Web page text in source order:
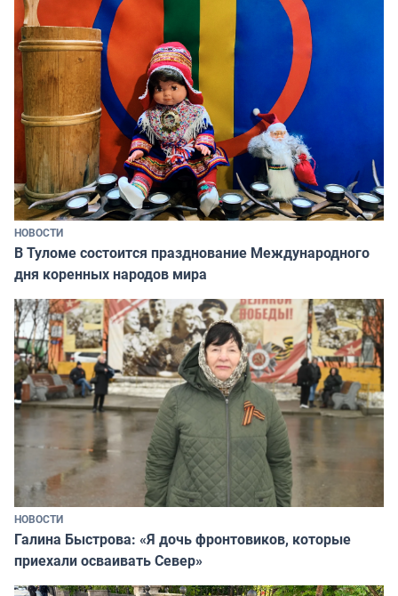
НОВОСТИ
В Туломе состоится празднование Международного
дня коренных народов мира
НОВОСТИ
Галина Быстрова: «Я дочь фронтовиков, которые
приехали осваивать Север»